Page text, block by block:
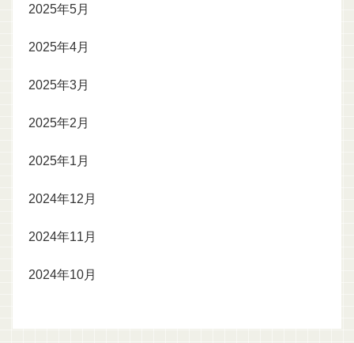
2025年5月
2025年4月
2025年3月
2025年2月
2025年1月
2024年12月
2024年11月
2024年10月